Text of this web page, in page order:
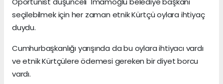
seçilebilmek için her zaman etnik Kürtçü oylara ihtiyaç
duydu.
Cumhurbaşkanlığı yarışında da bu oylara ihtiyacı vardı
ve etnik Kürtçülere ödemesi gereken bir diyet borcu
vardı.